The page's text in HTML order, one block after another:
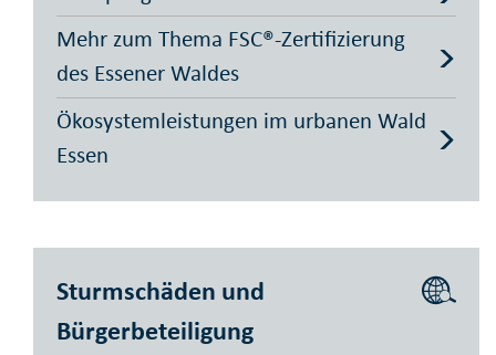
Mehr zum Thema FSC®-Zertifizierung
des Essener Waldes
Ökosystemleistungen im urbanen Wald
Essen
Sturmschäden und
Bürgerbeteiligung